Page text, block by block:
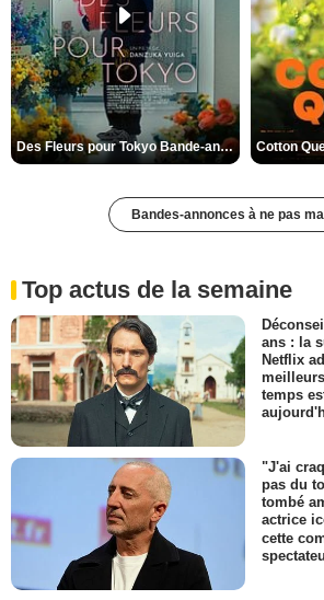
Des Fleurs pour Tokyo Bande-annonce VO STFR
Bandes-annonces à ne pas
Top actus de la semaine
ans : la
Netflix
temps
"J'ai
pas du
tombé
actrice
cette